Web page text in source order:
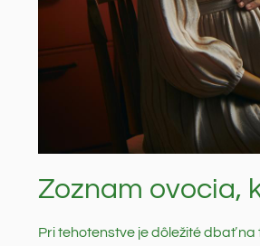
Zoznam ovocia,
Pri tehotenstve je dôležité dbať na